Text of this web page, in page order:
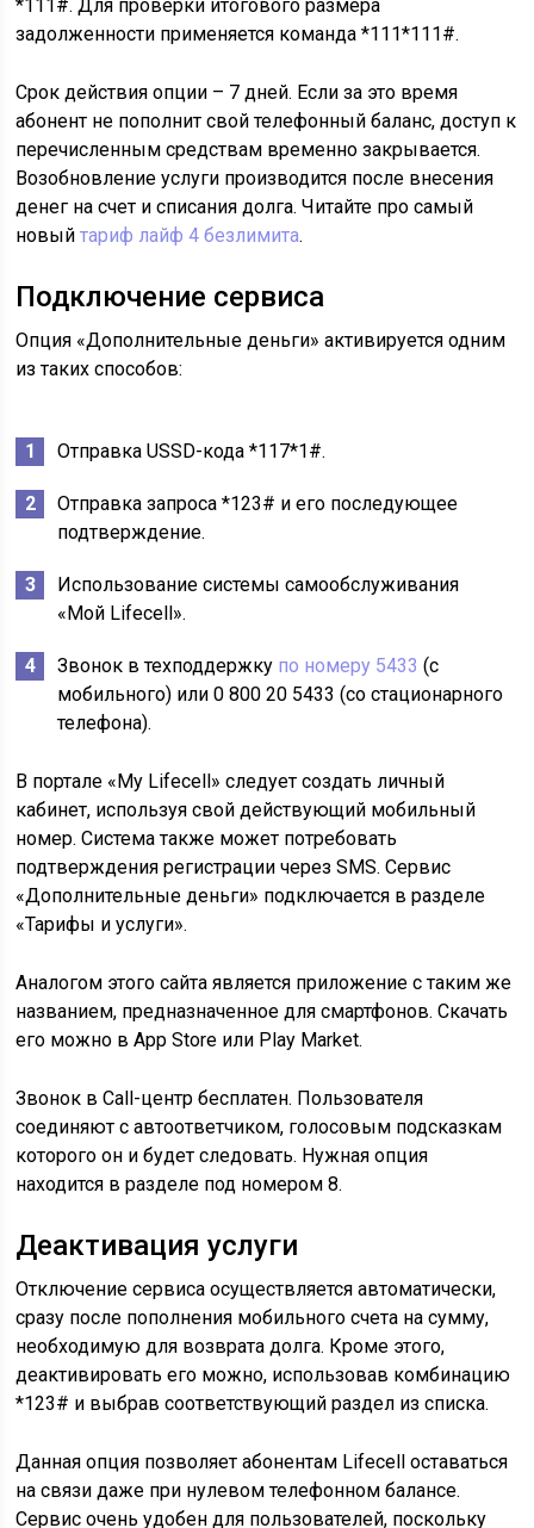
*111#. Для проверки итогового размера
задолженности применяется команда *111*111#.
Срок действия опции – 7 дней. Если за это время
абонент не пополнит свой телефонный баланс, доступ к
перечисленным средствам временно закрывается.
Возобновление услуги производится после внесения
денег на счет и списания долга. Читайте про самый
новыйтариф лайф 4 безлимита.
Подключение сервиса
Опция «Дополнительные деньги» активируется одним
из таких способов:
Отправка USSD-кода *117*1#.
Отправка запроса *123# и его последующее
подтверждение.
Использование системы самообслуживания
«Мой Lifecell».
Звонок втехподдержку по номеру 5433 (с
мобильного) или 0 800 20 5433 (со стационарного
телефона).
В портале «My Lifecell» следует создать личный
кабинет, используя свой действующий мобильный
номер. Система также может потребовать
подтверждения регистрации через SMS. Сервис
«Дополнительные деньги» подключается в разделе
«Тарифы и услуги».
Аналогом этого сайта является приложение с таким же
названием, предназначенное длясмартфонов. Скачать
его можно в App Store или Play Market.
Звонок в Call-центр бесплатен. Пользователя
соединяют с автоответчиком, голосовым подсказкам
которого он и будет следовать. Нужная опция
находится в разделе под номером 8.
Деактивация услуги
Отключение сервиса осуществляется автоматически,
сразу после пополнения мобильного счета на сумму,
необходимую для возврата долга. Кроме этого,
деактивировать его можно, использовав комбинацию
*123# и выбрав соответствующий раздел из списка.
Данная опция позволяет абонентам Lifecell оставаться
на связи даже при нулевом телефонном балансе.
Сервис очень удобен для пользователей, поскольку